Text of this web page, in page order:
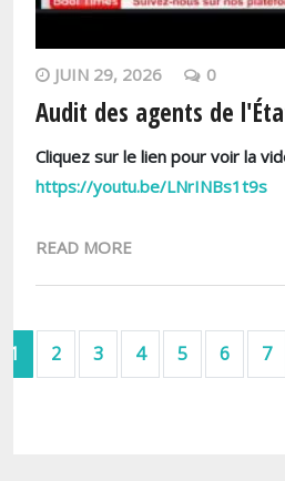
JUIN 29, 2026 0
Audit des agents de
Cliquez sur le lien pour voir la
https://youtu.be/LNrINBs1t9s
READ MORE
Pagination
1 2 3 4 5 6 7